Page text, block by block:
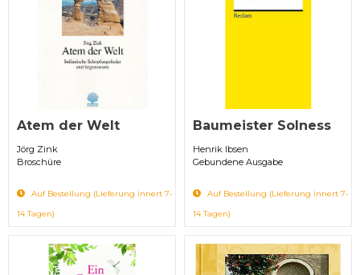
Atem der Welt
Jörg Zink
Broschüre
Auf Bestellung (Lieferung innert 7-
14 Tagen)
Baumeister Solness
Henrik Ibsen
Gebundene Ausgabe
Auf Bestellung (Lieferung innert 7-
14 Tagen)